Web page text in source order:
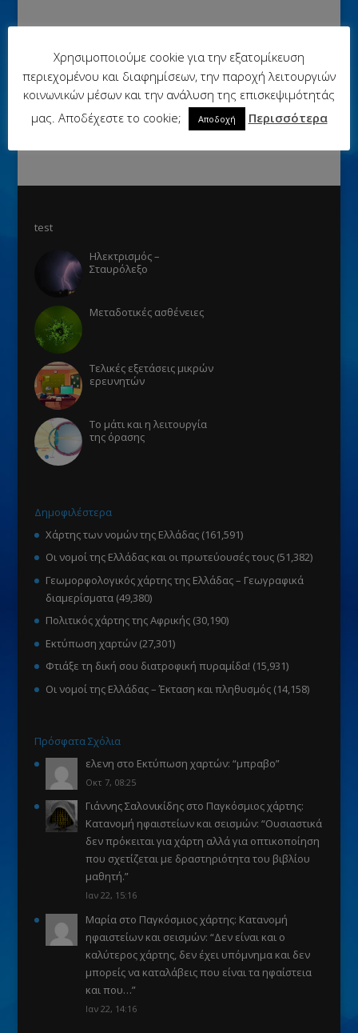
test
Ηλεκτρισμός –
Σταυρόλεξο
Μεταδοτικές ασθένειες
Τελικές εξετάσεις μικρών
ερευνητών
Το μάτι και η λειτουργία
της όρασης
Δημοφιλέστερα
Χάρτης των νομών της Ελλάδας (161,591)
Οι νομοί της Ελλάδας και οι πρωτεύουσές τους (51,382)
Γεωμορφολογικός χάρτης της Ελλάδας – Γεωγραφικά
διαμερίσματα (49,380)
Πολιτικός χάρτης της Αφρικής (30,190)
Εκτύπωση χαρτών (27,301)
Φτιάξε τη δική σου διατροφική πυραμίδα! (15,931)
Οι νομοί της Ελλάδας – Έκταση και πληθυσμός (14,158)
Πρόσφατα Σχόλια
ελενη στο Εκτύπωση χαρτών: “μπραβο”
Οκτ 7, 08:25
Γιάννης Σαλονικίδηςστο Παγκόσμιος χάρτης:
Κατανομή ηφαιστείων και σεισμών: “Ουσιαστικά
δεν πρόκειται για χάρτη αλλά για οπτικοποίηση
που σχετίζεται με δραστηριότητα του βιβλίου
μαθητή.”
Ιαν 22, 15:16
Μαρίαστο Παγκόσμιος χάρτης: Κατανομή
ηφαιστείων και σεισμών: “Δεν είναι και ο
καλύτερος χάρτης, δεν έχει υπόμνημα και δεν
μπορείς να καταλάβεις που είναι τα ηφαίστεια
και που…”
Ιαν 22, 14:16
Χρησιμοποιούμε cookie για την εξατομίκευση
περιεχομένου και διαφημίσεων, την παροχή λειτουργιών
κοινωνικών μέσων και την ανάλυση της επισκεψιμότητάς
μας. Αποδέχεστε το cookie;
Αποδοχή Περισσότερα